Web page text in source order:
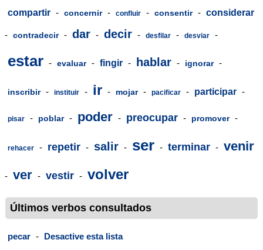
compartir - concernir - confluir - consentir - considerar
- contradecir - dar - decir - desfilar - desviar -
estar - evaluar - fingir - hablar - ignorar -
inscribir - instituir - ir - mojar - pacificar - participar -
pisar - poblar - poder - preocupar - promover -
rehacer - repetir - salir - ser - terminar - venir
- ver - vestir - volver
Últimos verbos consultados
pecar - Desactive esta lista